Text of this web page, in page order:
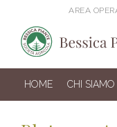
AREA
HOME CHI SIAMO